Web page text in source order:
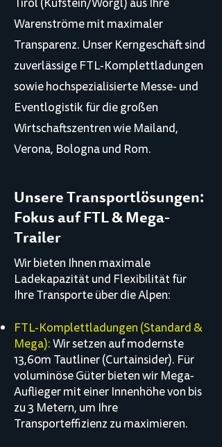
Warenströme mit maximaler
Transparenz. Unser Kerngeschäft sind
zuverlässige FTL-Komplettladungen
sowie hochspezialisierte Messe- und
Eventlogistik für die großen
Wirtschaftszentren wie Mailand,
Verona, Bologna und Rom.
Unsere Transportlösungen:
Fokus auf FTL & Mega-
Trailer
Wir bieten Ihnen maximale
Ladekapazität und Flexibilität für
Ihre Transporte über die Alpen:
FTL-Komplettladungen (Standard &
Mega):Wir setzen auf modernste
13,60m Tautliner (Curtainsider). Für
voluminöse Güter bieten wir Mega-
Auflieger mit einer Innenhöhe von bis
zu 3 Metern, um Ihre
Transporteffizienz zu maximieren.